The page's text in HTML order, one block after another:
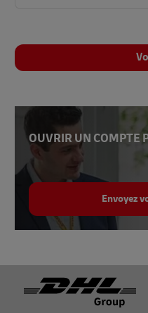
OUVRIR UN COMPTE
Envoyez
Footer